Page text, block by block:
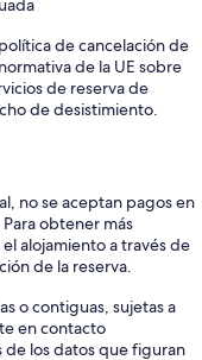
de cancelación de
de la UE sobre
de reserva de
de desistimiento.
no se aceptan pagos en
obtener más
alojamiento a través de
de la reserva.
o contiguas, sujetas a
en contacto
de los datos que figuran